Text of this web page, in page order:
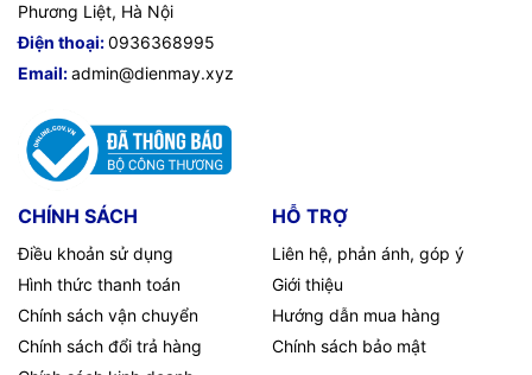
Phương Liệt, Hà Nội
Điện thoại:0936368995
Email:admin@dienmay.xyz
CHÍNH SÁCH
Điều khoản sử dụng
Hình thức thanh toán
Chính sách vận chuyển
Chính sách đổi trả hàng
HỖ TRỢ
Liên hệ, phản ánh, góp ý
Giới thiệu
Hướng dẫn mua hàng
Chính sách bảo mật